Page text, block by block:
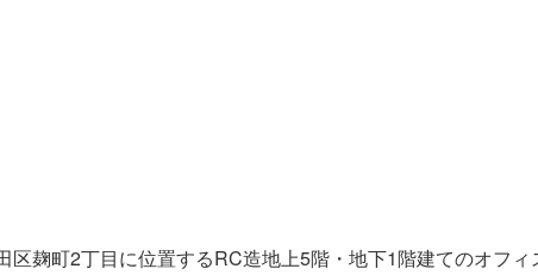
区麹町2丁目に位置するRC造地上5階・地下1階建てのオフ